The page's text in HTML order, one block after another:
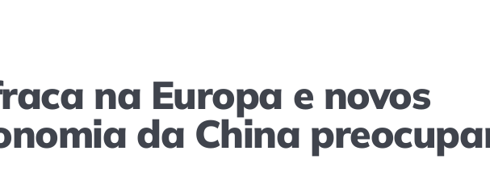
na Europa e novos
da China